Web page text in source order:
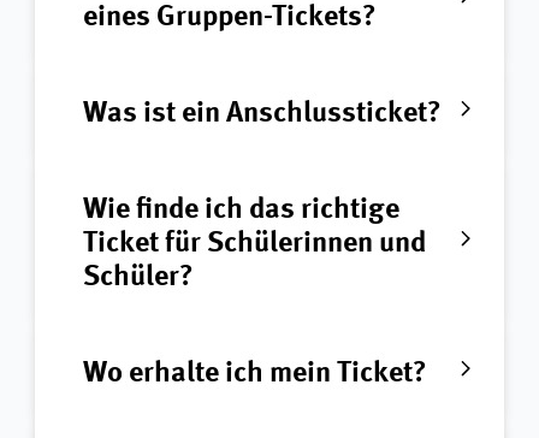
eines Gruppen-Tickets?
Was ist ein Anschlussticket?
Wie finde ich das richtige
Ticket für Schülerinnen und
Schüler?
Wo erhalte ich mein Ticket?